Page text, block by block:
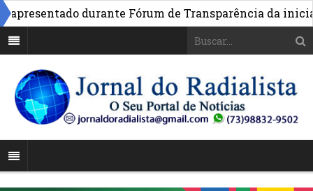
durante Fórum de Transparência da